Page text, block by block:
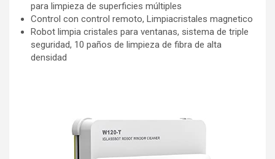
para limpieza de superficies múltiples
Control con control remoto, Limpiacristales magnetico
Robot limpia cristales para ventanas, sistema de triple
seguridad, 10 paños de limpieza de fibra de alta
densidad